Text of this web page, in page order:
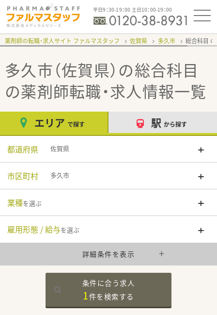
平日9：30-19：00 土日10：00-19：00
薬剤師の転職・求人サイト ファルマスタッフ 佐賀県 多久市 総合科目
多久市（佐賀県）の総合科目
の薬剤師転職・求人情報一覧
エリア で探す 駅 から探す
都道府県 佐賀県
市区町村 多久市
業種を選ぶ
雇用形態 / 給与を選ぶ
詳細条件を表示
条件に合う求人
1件を検索する